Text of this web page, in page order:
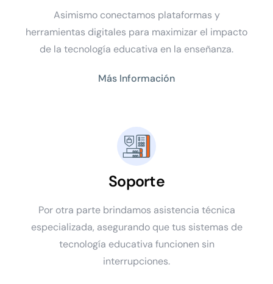
Asimismo conectamos plataformas y
herramientas digitales para maximizar el impacto
de la tecnología educativa en la enseñanza.
Más Información
Soporte
Por otra parte brindamos asistencia técnica
especializada, asegurando que tus sistemas de
tecnología educativa funcionen sin
interrupciones.